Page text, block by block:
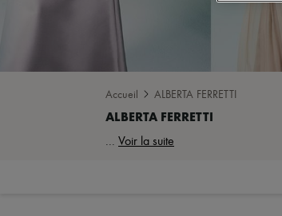
Accueil ALBERTA FERRETTI
... Voir la suite